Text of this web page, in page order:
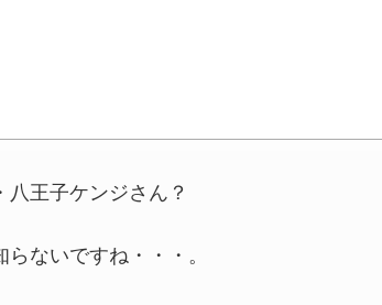
八王子ケンジさん？
らないですね・・・。